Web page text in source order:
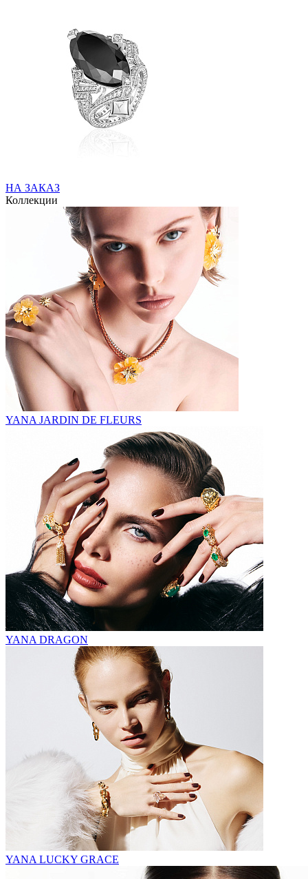
НА ЗАКАЗ
Коллекции
YANA JARDIN DE FLEURS
YANA DRAGON
YANA LUCKY GRACE